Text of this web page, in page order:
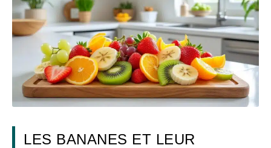
LES BANANES ET LEUR